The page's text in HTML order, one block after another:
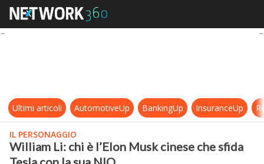
William Li: chi è l’Elon Musk
Ultimi articoli AutomotiveUp BankingUp InsuranceUp
IL PERSONAGGIO
William Li: chi è l’Elon Musk cinese che sfida